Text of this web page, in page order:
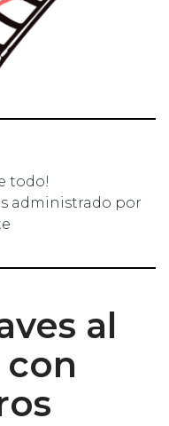
todo!
administrado por
al